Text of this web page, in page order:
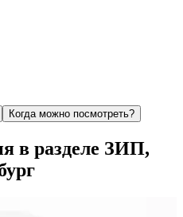
Когда можно посмотреть?
в разделе ЗИП,